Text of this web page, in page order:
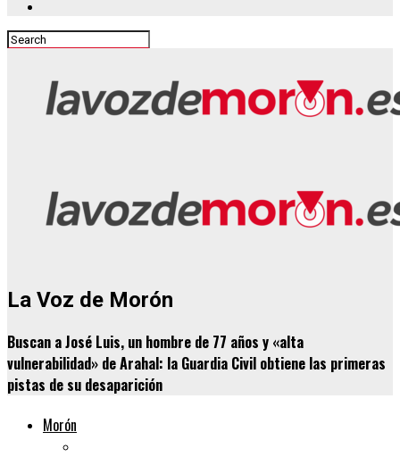
La Voz de Morón
Buscan a José Luis, un hombre de 77 años y «alta
vulnerabilidad» de Arahal: la Guardia Civil obtiene las primeras
pistas de su desaparición
Morón